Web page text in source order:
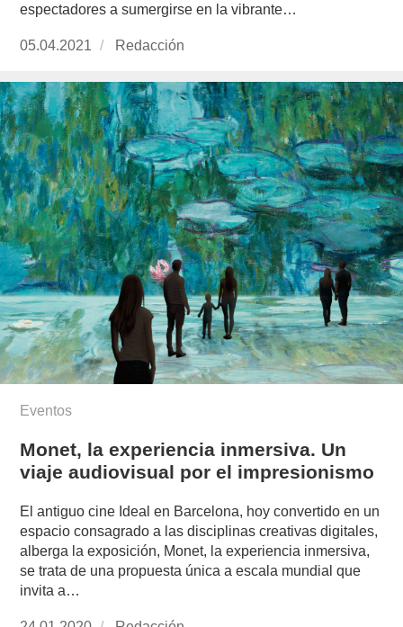
espectadores a sumergirse en la vibrante…
Publicado
05.04.2021 https://www.experimenta.es/author/redaccion/
Redacción
Eventos
Monet, la experiencia inmersiva. Un
viaje audiovisual por el impresionismo
El antiguo cine Ideal en Barcelona, hoy convertido en un
espacio consagrado a las disciplinas creativas digitales,
alberga la exposición, Monet, la experiencia inmersiva,
se trata de una propuesta única a escala mundial que
invita a…